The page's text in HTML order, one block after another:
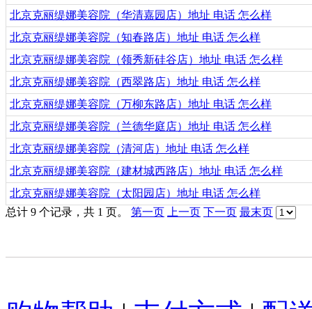
北京克丽缇娜美容院（华清嘉园店）地址 电话 怎么样
北京克丽缇娜美容院（知春路店）地址 电话 怎么样
北京克丽缇娜美容院（领秀新硅谷店）地址 电话 怎么样
北京克丽缇娜美容院（西翠路店）地址 电话 怎么样
北京克丽缇娜美容院（万柳东路店）地址 电话 怎么样
北京克丽缇娜美容院（兰德华庭店）地址 电话 怎么样
北京克丽缇娜美容院（清河店）地址 电话 怎么样
北京克丽缇娜美容院（建材城西路店）地址 电话 怎么样
北京克丽缇娜美容院（太阳园店）地址 电话 怎么样
总计 9 个记录，共 1 页。 第一页 上一页 下一页 最末页